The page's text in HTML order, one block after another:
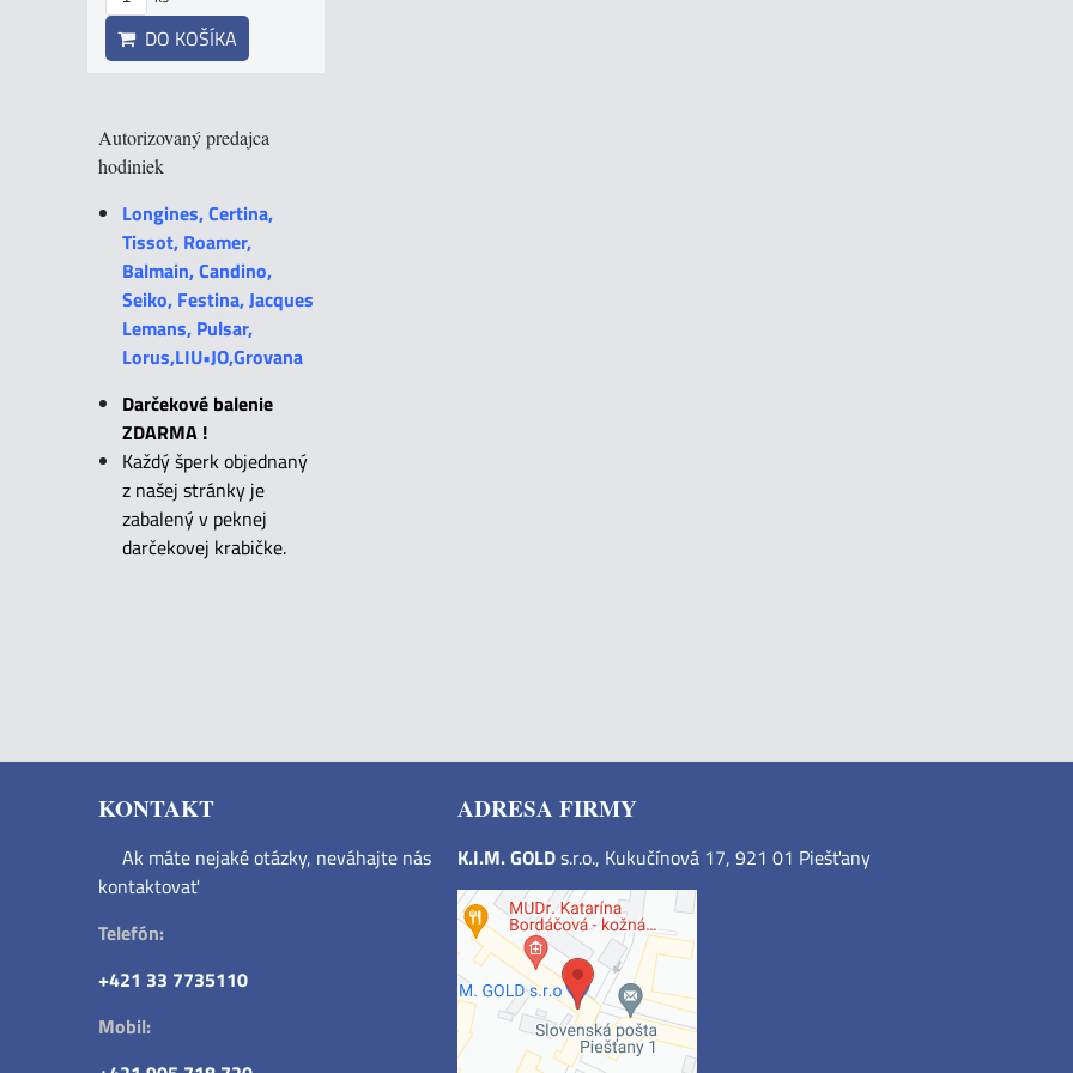
DO KOŠÍKA
Autorizovaný predajca
hodiniek
Longines, Certina,
Tissot, Roamer,
Balmain, Candino,
Seiko, Festina, Jacques
Lemans, Pulsar,
Lorus,LIU•JO,Grovana
Darčekové balenie
ZDARMA !
Každý šperk objednaný
z našej stránky je
zabalený v peknej
darčekovej krabičke.
KONTAKT
Ak máte nejaké otázky, neváhajte nás
kontaktovať
Telefón:
+421 33 7735110
Mobil:
ADRESA FIRMY
K.I.M. GOLDs.r.o., Kukučínová 17, 921 01 Piešťany